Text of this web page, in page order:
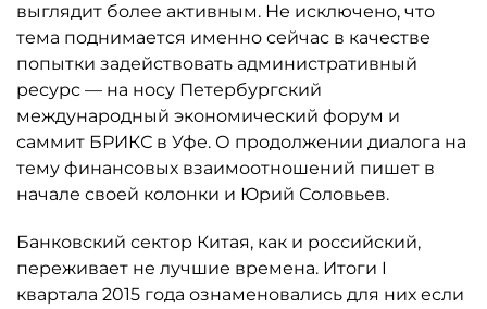
выглядит более активным. Не исключено, что
тема поднимается именно сейчас в качестве
попытки задействовать административный
ресурс — на носу Петербургский
международный экономический форум и
саммит БРИКС в Уфе. О продолжении диалога на
тему финансовых взаимоотношений пишет в
начале своей колонки и Юрий Соловьев.
Банковский сектор Китая, как и российский,
переживает не лучшие времена. Итоги I
квартала 2015 года ознаменовались для них если